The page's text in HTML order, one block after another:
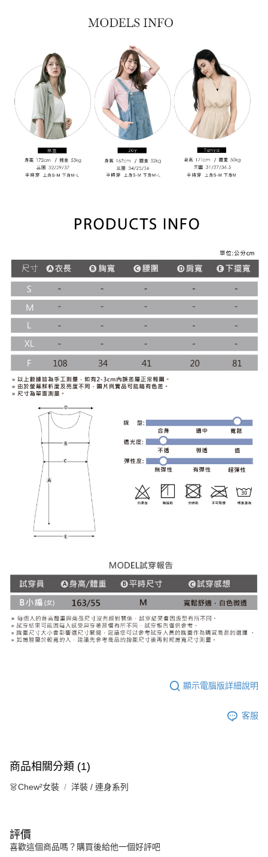
顯示電腦版詳細說明
客服
商品相關分類 (1)
👗Chew²女裝 洋裝 / 連身系列
評價
喜歡這個商品嗎？購買後給他一個好評吧